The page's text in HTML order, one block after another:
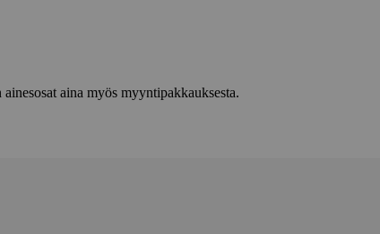
aina myös myyntipakkauksesta.